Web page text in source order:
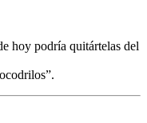
hoy podría quitártelas del